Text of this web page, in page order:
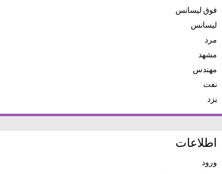
فوق لیسانس
لیسانس
مرد
مشهد
مهندس
نفت
یزد
اطلاعات
ورود